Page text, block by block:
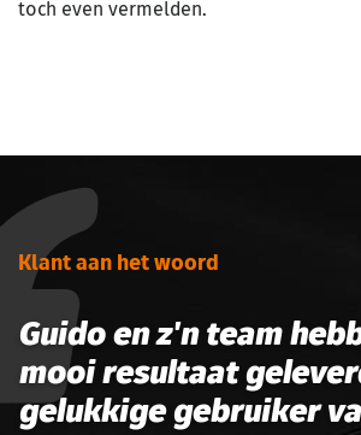
toch even vermelden.
Klant aan het woord
Guido en z'n team
mooi resultaat
gelukkige gebruiker